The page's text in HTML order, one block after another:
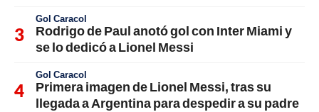
Gol Caracol
Rodrigo de Paul anotó gol con Inter Miami y
se lo dedicó a Lionel Messi
Gol Caracol
Primera imagen de Lionel Messi, tras su
llegada a Argentina para despedir a su padre